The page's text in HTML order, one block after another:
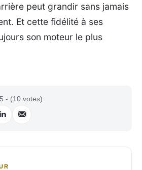
peut grandir sans jamais
Et cette fidélité à ses
son moteur le plus
- (10 votes)